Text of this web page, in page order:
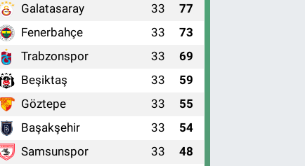
Galatasaray 33 77
Fenerbahçe 33 73
Trabzonspor 33 69
Beşiktaş 33 59
Göztepe 33 55
Başakşehir 33 54
Samsunspor 33 48